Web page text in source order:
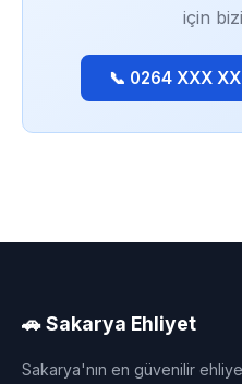
için
📞 0264 XXX
🚗 Sakarya Ehliyet
Sakarya'nın en güvenilir